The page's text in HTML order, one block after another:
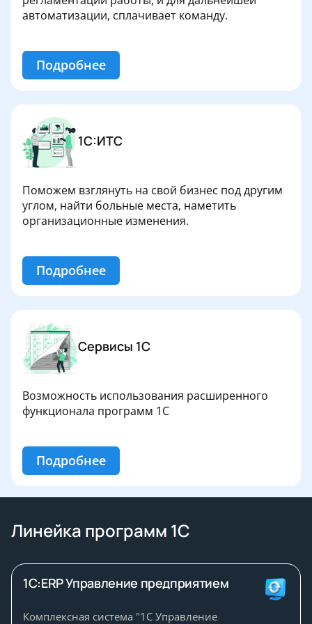
автоматизации, сплачивает команду.
Подробнее
1С:ИТС
Поможем взглянуть на свой бизнес под другим
углом, найти больные места, наметить
организационные изменения.
Подробнее
Сервисы 1С
Возможность использования расширенного
функционала программ 1С
Подробнее
Линейка программ 1С
1С:ERP Управление предприятием
Комплексная система "1С Управление